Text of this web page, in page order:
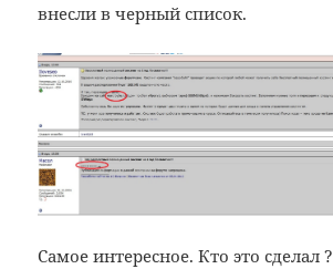
внесли в черный список.
Самое интересное. Кто это сделал ?